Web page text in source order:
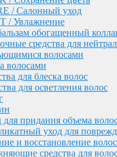
всех типов волос
восстановление
для создания и
с бондинг-комплексом
уход
MYPOINT
/ Пигменты прямого
для волос Ambient
оттенки для блондинок
оттенки для седых волос
AMBIENT
/ Салонный уход
/ Увлажнение
обогащенный
средства для
волосами
волосами
для блеска волос
для осветления волос
для придания объема
уход для
и восстановление волос
средства для